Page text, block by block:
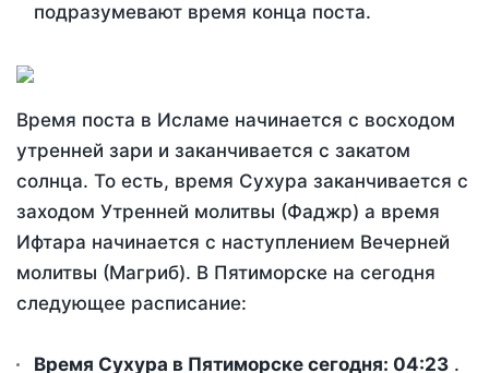
подразумевают время конца поста.
Время поста в Исламе начинается с восходом
утренней зари и заканчивается с закатом
солнца. То есть, время Сухура заканчивается с
заходом Утренней молитвы (Фаджр) а время
Ифтара начинается с наступлением Вечерней
молитвы (Магриб). В Пятиморске на сегодня
следующее расписание:
Время Сухура в Пятиморске сегодня: 04:23 .